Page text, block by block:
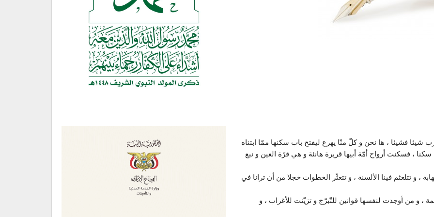
فشيئا ، ها نحن و كلّ منّا يهرع ليفتح باب سكنها ممّا ابتناه
، فسكنت أرواح أمّة أبيها قريرة هانئة و هي قرّة العين و نبع
و تتلعثم فينا الألسنة ، و تتعثّر الخطوات خجلا من أن ترانا في
و من أوجدت لنفسها قوانين للتّبرّج و تزيّنت للأغراب ، و